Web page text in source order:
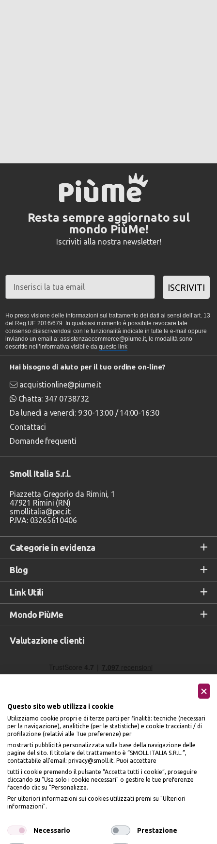
Resta sempre aggiornato sul
mondo PiùMe!
Iscriviti alla nostra newsletter!
ISCRIVITI
Ho preso visione delle informazioni sul trattamento dei dati ai sensi dell’art. 13
del Reg UE 2016/679. In qualsiasi momento è possibile revocare tale
consenso disiscrivendosi con le funzionalità indicate in tutte le e-mail oppure
inviando un email a: assistenzaecommerce@piume.it, le modalità sono
descritte nell’informativa visibile da questo link
Categorie in evidenza
Blog
Link Utili
Mondo PiùMe
Hai bisogno di aiuto per il tuo ordine on-line?
acquistionline@piume.it
Chatta: 347 0738732
Da lunedì a venerdì: 9:30-13:00 / 14:00-16:30
Contattaci
Domande frequenti
Smoll Italia S.r.l.
Piazzetta Gregorio da Rimini, 1
47921 Rimini (RN)
smollitalia@pec.it
P.IVA: 03265610406
Valutazione clienti
Accettiamo
Seguici sui social
Questo sito web utilizza i cookie
Utilizziamo cookie propri e di terze parti per finalità: tecniche (necessari
per la navigazione), analitiche (per le statistiche) e cookie traccianti / di
profilazione (relativi alle Tue preferenze) per
mostrarti pubblicità personalizzata sulla base della navigazione delle
pagine del sito. Il titolare del trattamento è “SMOLL ITALIA S.R.L.”,
contattabile all'email: privacy@smoll.it. Puoi accettare
tutti i cookie premendo il pulsante “Accetta tutti i cookie”, proseguire
cliccando su “Usa solo i cookie necessari" o gestire le tue preferenze
facendo clic su “Personalizza.
Per ulteriori informazioni sui cookies utilizzati premi su "Ulteriori
informazioni".
Necessario Prestazione
BENVENUTO DA
PIÙME
IL10% DI SCONTO